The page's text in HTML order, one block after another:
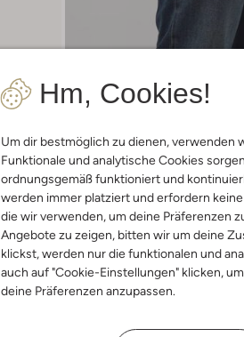
Hm, Cookies!
Um dir bestmöglich zu dienen, verwenden
Funktionale und analytische Cookies
ordnungsgemäß funktioniert und
werden immer platziert und erfordern
die wir verwenden, um deine Präferenzen
Angebote zu zeigen, bitten wir um deine
klickst, werden nur die funktionalen und
auch auf "Cookie-Einstellungen" klicken,
deine Präferenzen anzupassen.